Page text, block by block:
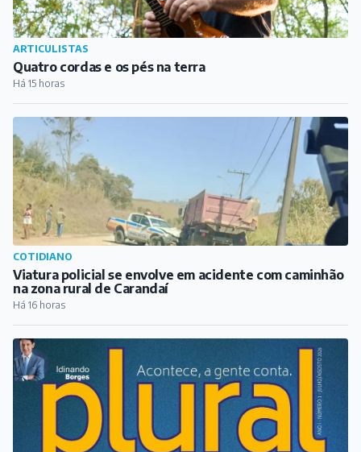
ARTICULISTAS
Quatro cordas e os pés na terra
Há 15 horas
COTIDIANO
Viatura policial se envolve em acidente com caminhão
na zona rural de Carandaí
Há 16 horas